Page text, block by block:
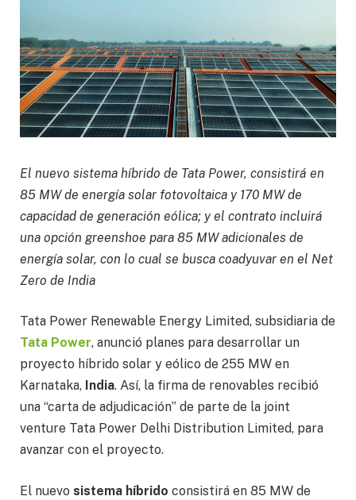
El nuevo sistema híbrido de Tata Power, consistirá en
85 MW de energía solar fotovoltaica y 170 MW de
capacidad de generación eólica; y el contrato incluirá
una opción greenshoe para 85 MW adicionales de
energía solar, con lo cual se busca coadyuvar en el Net
Zero de India
Tata Power Renewable Energy Limited, subsidiaria de
Tata Power, anunció planes para desarrollar un
proyecto híbrido solar y eólico de 255 MW en
Karnataka, India. Así, la firma de renovables recibió
una “carta de adjudicación” de parte de la joint
venture Tata Power Delhi Distribution Limited, para
avanzar con el proyecto.
El nuevo sistema híbrido consistirá en 85 MW de